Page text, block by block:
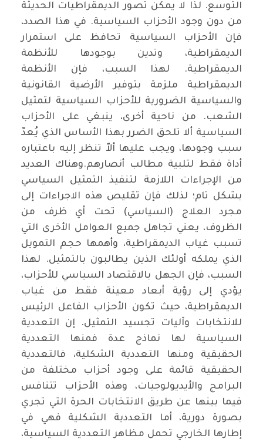
التوسع. لذا لا يمكن تصور الديمقراطيات الحديثة
من دون وجود الأحزاب السياسية. في هذا الصدد،
فإن الأحزاب السياسية تحافظ على استمرار
الديمقراطية، وتدين بوجودها للأنظمة
الديمقراطية. لهذا السبب، فإن الأنظمة
الديمقراطية ملزمة بتوفير الأرضية القانونية
والسياسية الضرورية للأحزاب السياسية لتمثيل
الشعب. من ناحية أخرى، ينبغي على الأحزاب
السياسية ألا تلحق الضرر بهذا الأساس الذي يُعدّ
سبب وجودها، ويجب عليها ألاّ تنظر إليه باعتباره
أداة فقط لتلبية مطالب أنصارهم.وهناك العديد
من الإجراءات اللازمة لتنفيذ التمثيل السياسي
بشكل تام؛ لذلك فإن تقليص هذه الاجراءات إلى
مجرد العلاج (السياسي) تحت أي ظرف من
الظروف، يعني تجاهل جميع العوامل الأخرى التي
تسبب غياب الديمقراطية، وأهمها حجم التمويل
الذي يملكه أولئك الذين يطالبون بالتمثيل. لهذا
السبب، فإن الجهل بالاقتصاد السياسي للأحزاب،
يؤدي إلى رؤية أبعاد معينة فقط من غياب
الديمقراطية، حيث تكون الأحزاب الفاعل الرئيس
للانتخابات وآليات تجسيد التمثيل. إن التعددية
السياسية لها نماذج عدة فمنها التعددية
الحقيقية ومنها التعددية الشكلية، فالتعددية
الحقيقية قائمة على وجود أحزاب مختلفة من
البرامج والأيديولوجيات، وهذه الأحزاب تتنافس
فيما بينها عن طريق الانتخابات الحرة التي تجري
بصورة دورية، أما التعددية الشكلية فهي في
إطارها الخارجي تحمل مظاهر التعددية السياسية،